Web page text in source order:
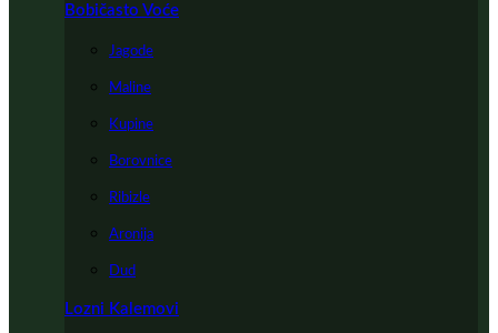
Bobičasto Voće
Jagode
Maline
Kupine
Borovnice
Ribizle
Aronija
Dud
Lozni Kalemovi